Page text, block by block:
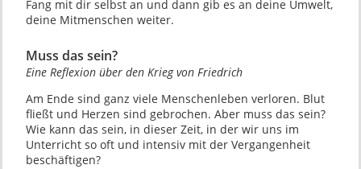
Fang mit dir selbst an und dann gib es an deine Umwelt,
deine Mitmenschen weiter.
Muss das sein?
Eine Reflexion über den Krieg von Friedrich
Am Ende sind ganz viele Menschenleben verloren. Blut
fließt und Herzen sind gebrochen. Aber muss das sein?
Wie kann das sein, in dieser Zeit, in der wir uns im
Unterricht so oft und intensiv mit der Vergangenheit
beschäftigen?